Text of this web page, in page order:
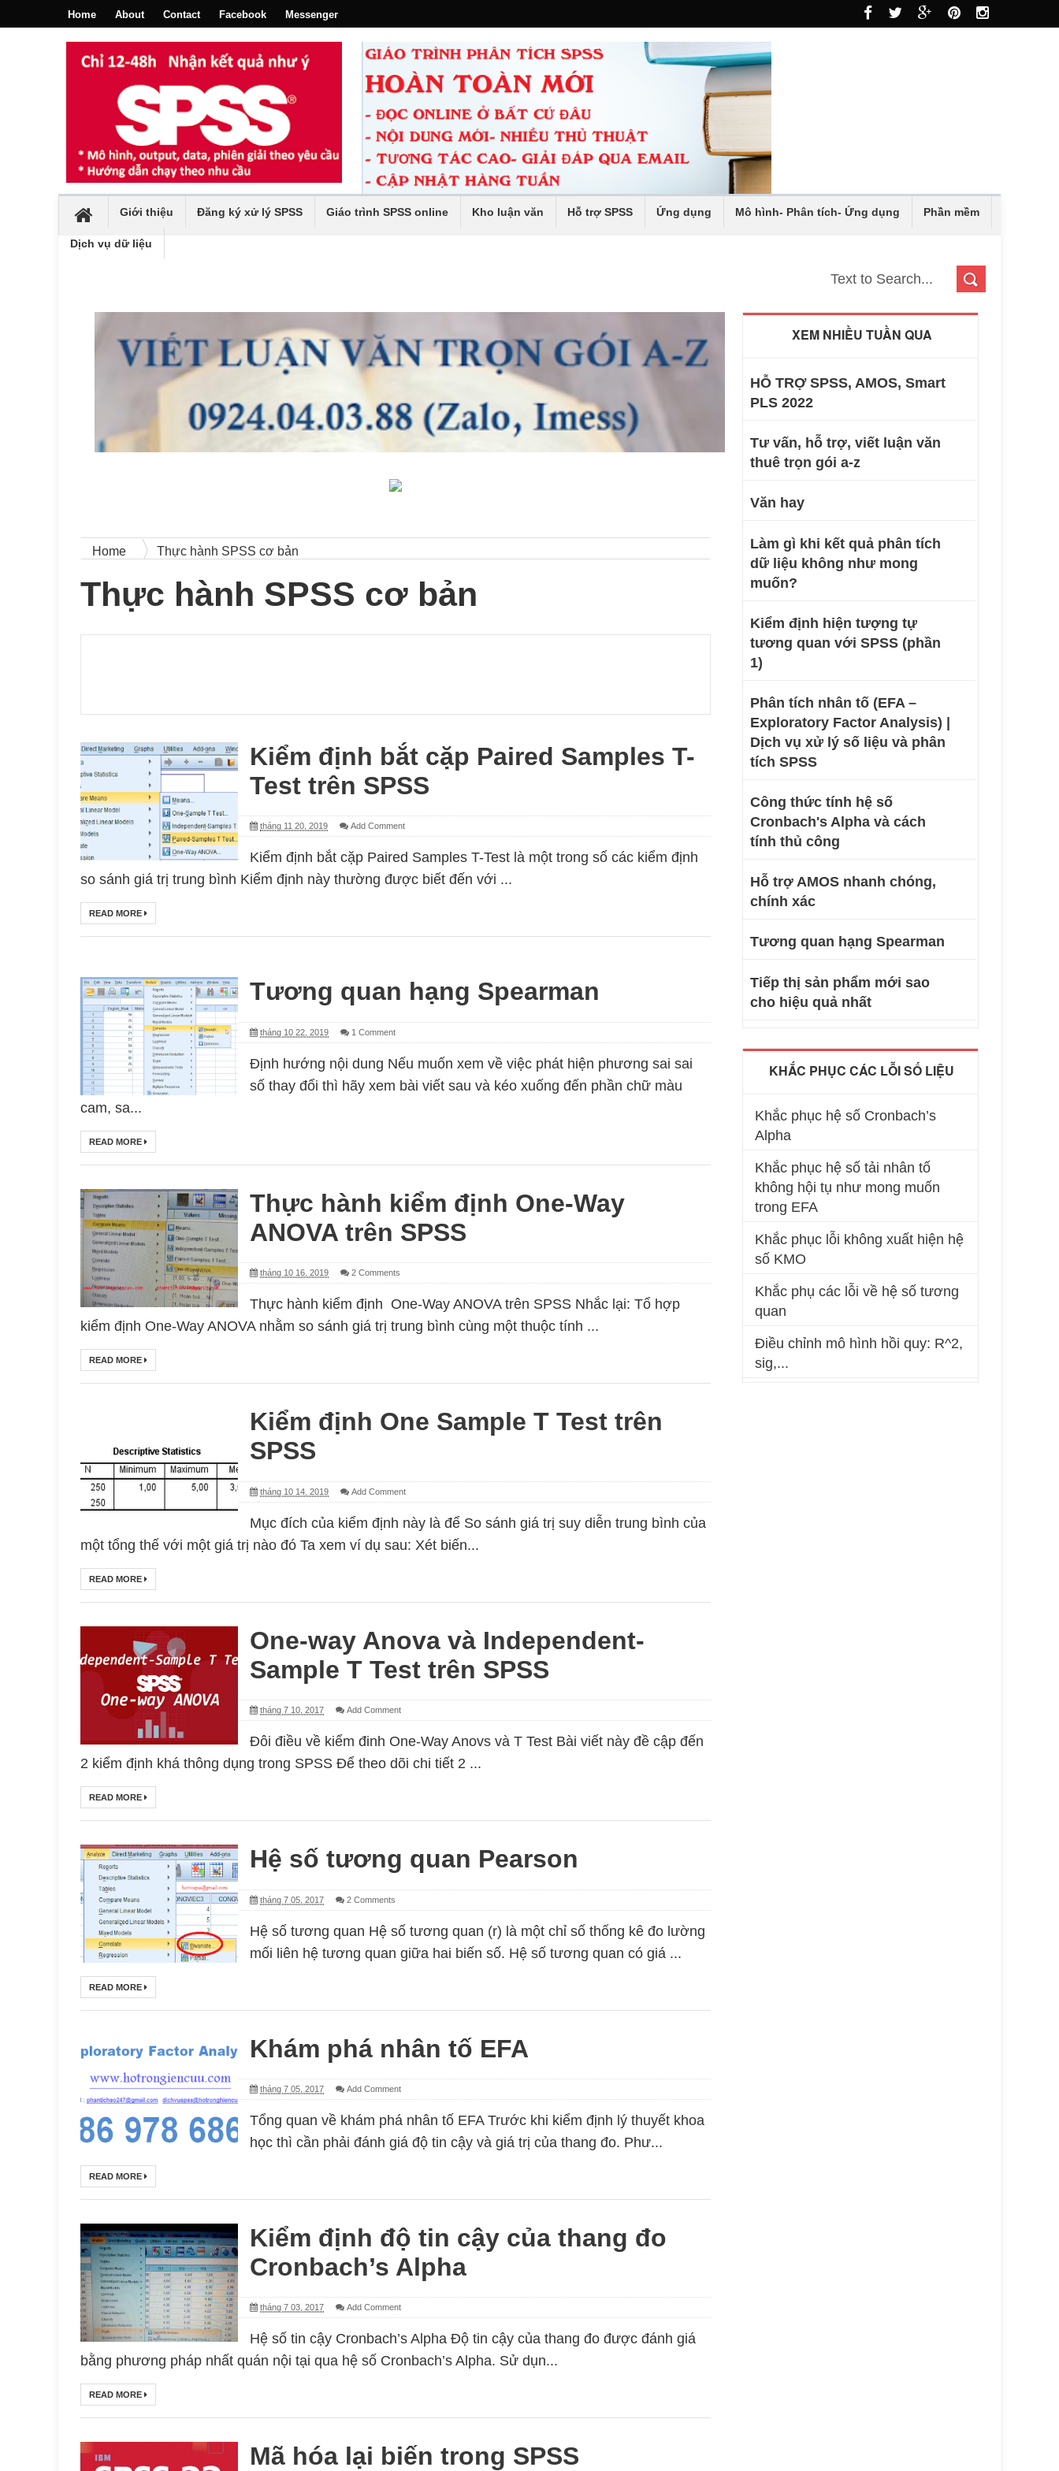
Home About Contact Facebook Messenger
Giới thiệu Đăng ký xử lý SPSS Giáo trình SPSS online Kho luận văn Hỗ trợ SPSS Ứng dụng Mô hình- Phân tích- Ứng dụng Phần mềm
Dịch vụ dữ liệu
Home Thực hành SPSS cơ bản
Thực hành SPSS cơ bản
Kiểm định bắt cặp Paired Samples T-
Test trên SPSS
tháng 11 20, 2019 Add Comment
Kiểm định bắt cặp Paired Samples T-Test là một trong số các kiểm định
so sánh giá trị trung bình Kiểm định này thường được biết đến với ...
READ MORE
Tương quan hạng Spearman
tháng 10 22, 2019 1 Comment
Định hướng nội dung Nếu muốn xem về việc phát hiện phương sai sai
số thay đổi thì hãy xem bài viết sau và kéo xuống đến phần chữ màu
cam, sa...
READ MORE
Thực hành kiểm định One-Way
ANOVA trên SPSS
tháng 10 16, 2019 2 Comments
Thực hành kiểm định One-Way ANOVA trên SPSS Nhắc lại: Tổ hợp
kiểm định One-Way ANOVA nhằm so sánh giá trị trung bình cùng một thuộc tính ...
READ MORE
Kiểm định One Sample T Test trên
SPSS
tháng 10 14, 2019 Add Comment
Mục đích của kiểm định này là để So sánh giá trị suy diễn trung bình của
một tổng thế với một giá trị nào đó Ta xem ví dụ sau: Xét biến...
READ MORE
One-way Anova và Independent-
Sample T Test trên SPSS
tháng 7 10, 2017 Add Comment
Đôi điều về kiểm đinh One-Way Anovs và T Test Bài viết này đề cập đến
2 kiểm định khá thông dụng trong SPSS Để theo dõi chi tiết 2 ...
READ MORE
Hệ số tương quan Pearson
tháng 7 05, 2017 2 Comments
Hệ số tương quan Hệ số tương quan (r) là một chỉ số thống kê đo lường
mối liên hệ tương quan giữa hai biến số. Hệ số tương quan có giá ...
READ MORE
Khám phá nhân tố EFA
tháng 7 05, 2017 Add Comment
Tổng quan về khám phá nhân tố EFA Trước khi kiểm định lý thuyết khoa
học thì cần phải đánh giá độ tin cậy và giá trị của thang đo. Phư...
READ MORE
Kiểm định độ tin cậy của thang đo
Cronbach’s Alpha
tháng 7 03, 2017 Add Comment
Hệ số tin cậy Cronbach’s Alpha Độ tin cậy của thang đo được đánh giá
bằng phương pháp nhất quán nội tại qua hệ số Cronbach’s Alpha. Sử dụn...
READ MORE
Mã hóa lại biến trong SPSS
XEM NHIỀU TUẦN QUA
HỖ TRỢ SPSS, AMOS, Smart
PLS 2022
Tư vấn, hỗ trợ, viết luận văn
thuê trọn gói a-z
Văn hay
Làm gì khi kết quả phân tích
dữ liệu không như mong
muốn?
Kiểm định hiện tượng tự
tương quan với SPSS (phần
1)
Phân tích nhân tố (EFA –
Exploratory Factor Analysis) |
Dịch vụ xử lý số liệu và phân
tích SPSS
Công thức tính hệ số
Cronbach's Alpha và cách
tính thủ công
Hỗ trợ AMOS nhanh chóng,
chính xác
Tương quan hạng Spearman
Tiếp thị sản phẩm mới sao
cho hiệu quả nhất
KHẮC PHỤC CÁC LỖI SỐ LIỆU
Khắc phục hệ số Cronbach’s
Alpha
Khắc phục hệ số tải nhân tố
không hội tụ như mong muốn
trong EFA
Khắc phục lỗi không xuất hiện hệ
số KMO
Khắc phụ các lỗi về hệ số tương
quan
Điều chỉnh mô hình hồi quy: R^2,
sig,...